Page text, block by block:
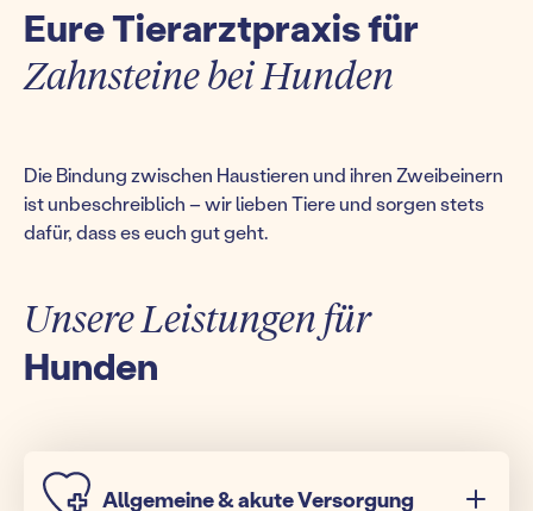
Eure Tierarztpraxis für
Zahnsteine bei Hunden
Die Bindung zwischen Haustieren und ihren Zweibeinern
ist unbeschreiblich – wir lieben Tiere und sorgen stets
dafür, dass es euch gut geht.
Unsere Leistungen für
Hunden
Allgemeine & akute Versorgung